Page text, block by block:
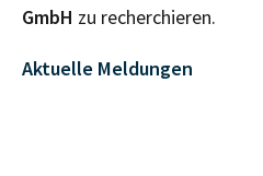
GmbH zu recherchieren.
Aktuelle Meldungen